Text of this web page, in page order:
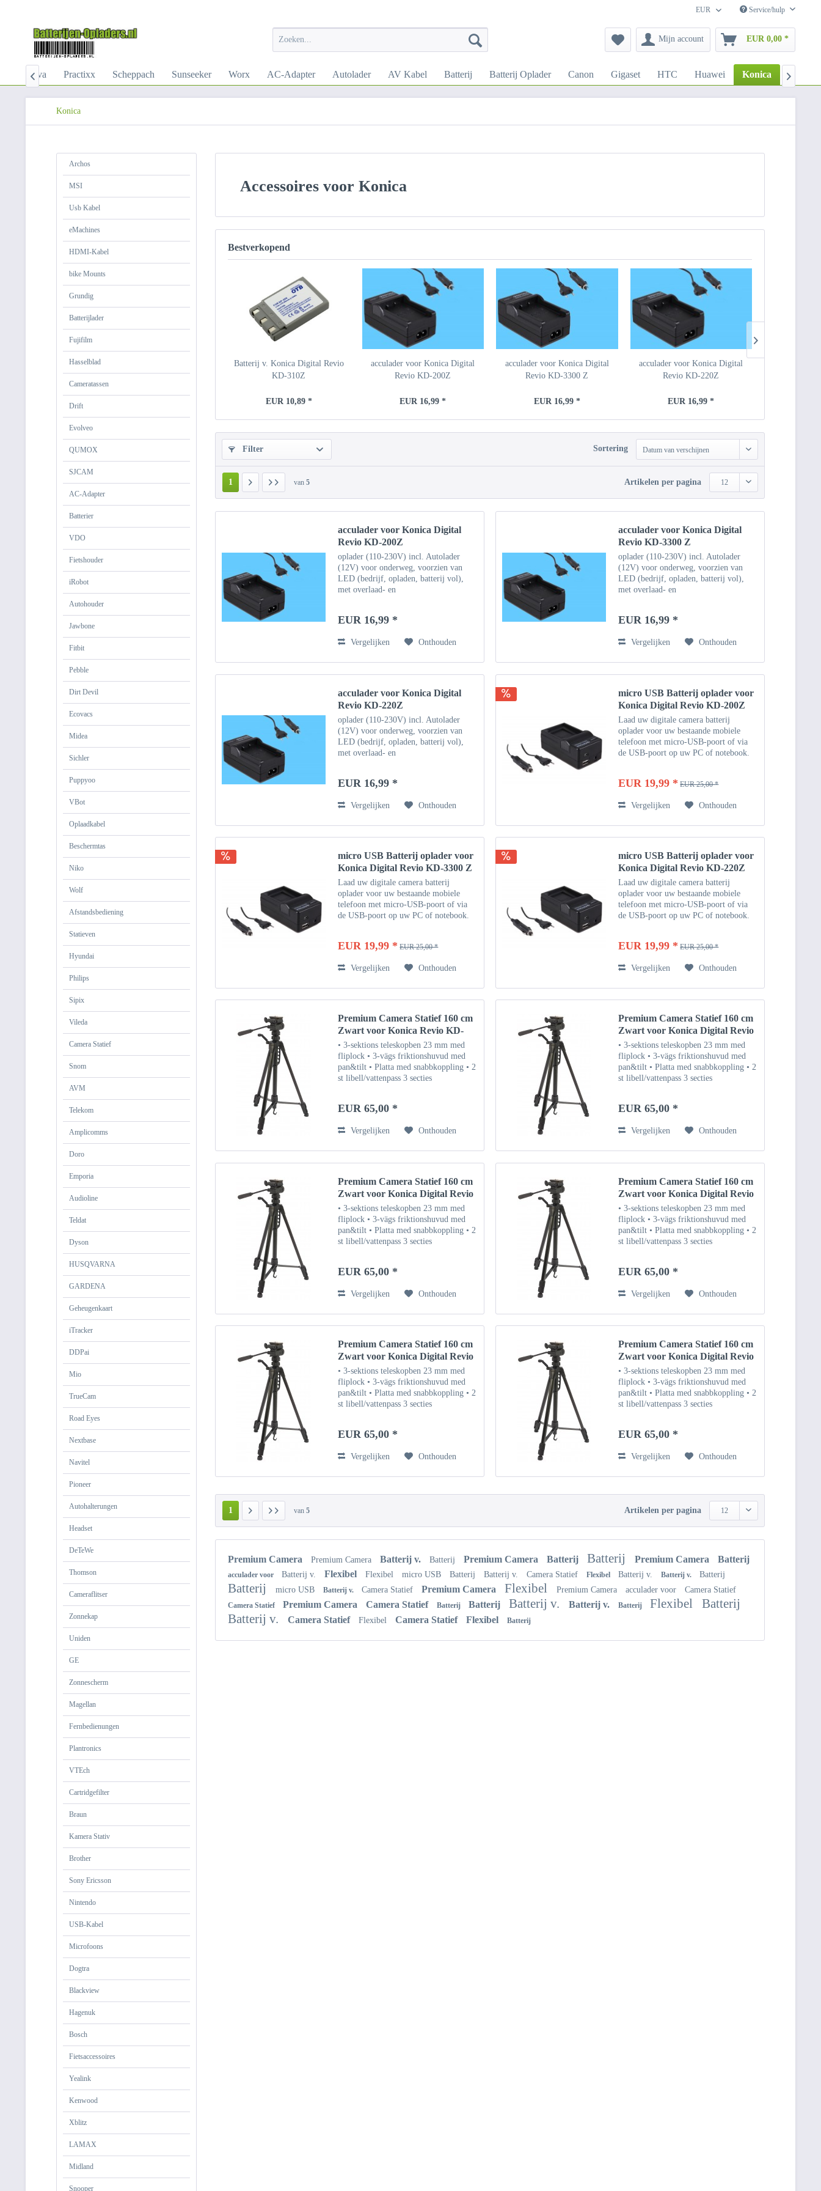
EUR Service/hulp
Mijn account EUR 0,00 *
Mova Practixx Scheppach Sunseeker Worx AC-Adapter Autolader AV Kabel Batterij Batterij Oplader Canon Gigaset HTC Huawei Konica LG
 
Konica
Archos
MSI
Usb Kabel
eMachines
HDMI-Kabel
bike Mounts
Grundig
Batterijlader
Fujifilm
Hasselblad
Cameratassen
Drift
Evolveo
QUMOX
SJCAM
AC-Adapter
Batterier
VDO
Fietshouder
iRobot
Autohouder
Jawbone
Fitbit
Pebble
Dirt Devil
Ecovacs
Midea
Sichler
Puppyoo
VBot
Oplaadkabel
Beschermtas
Niko
Wolf
Afstandsbediening
Statieven
Hyundai
Philips
Sipix
Vileda
Camera Statief
Snom
AVM
Telekom
Amplicomms
Doro
Emporia
Audioline
Teldat
Dyson
HUSQVARNA
GARDENA
Geheugenkaart
iTracker
DDPai
Mio
TrueCam
Road Eyes
Nextbase
Navitel
Pioneer
Autohalterungen
Headset
DeTeWe
Thomson
Cameraflitser
Zonnekap
Uniden
GE
Zonnescherm
Magellan
Fernbedienungen
Plantronics
VTEch
Cartridgefilter
Braun
Kamera Stativ
Brother
Sony Ericsson
Nintendo
USB-Kabel
Microfoons
Dogtra
Blackview
Hagenuk
Bosch
Fietsaccessoires
Yealink
Kenwood
Xblitz
LAMAX
Midland
Snooper
Accessoires voor Konica
Bestverkopend
Batterij v. Konica Digital Revio
KD-310Z
EUR 10,89 *
acculader voor Konica Digital
Revio KD-200Z
EUR 16,99 *
acculader voor Konica Digital
Revio KD-3300 Z
EUR 16,99 *
acculader voor Konica Digital
Revio KD-220Z
EUR 16,99 *
Filter Sortering Datum van verschijnen
1 van 5 Artikelen per pagina 12
acculader voor Konica Digital
Revio KD-200Z
oplader (110-230V) incl. Autolader
(12V) voor onderweg, voorzien van
LED (bedrijf, opladen, batterij vol),
met overlaad- en
Opladen van de batterij via 12V /...
EUR 16,99 *
Vergelijken Onthouden
acculader voor Konica Digital
Revio KD-3300 Z
oplader (110-230V) incl. Autolader
(12V) voor onderweg, voorzien van
LED (bedrijf, opladen, batterij vol),
met overlaad- en
Opladen van de batterij via 12V /...
EUR 16,99 *
Vergelijken Onthouden
acculader voor Konica Digital
Revio KD-220Z
oplader (110-230V) incl. Autolader
(12V) voor onderweg, voorzien van
LED (bedrijf, opladen, batterij vol),
met overlaad- en
Opladen van de batterij via 12V /...
EUR 16,99 *
Vergelijken Onthouden
micro USB Batterij oplader voor
Konica Digital Revio KD-200Z
Laad uw digitale camera batterij
oplader voor uw bestaande mobiele
telefoon met micro-USB-poort of via
de USB-poort op uw PC of notebook.
op 12/24 via het...
EUR 19,99 * EUR 25,00 *
Vergelijken Onthouden
micro USB Batterij oplader voor
Konica Digital Revio KD-3300 Z
Laad uw digitale camera batterij
oplader voor uw bestaande mobiele
telefoon met micro-USB-poort of via
de USB-poort op uw PC of notebook.
op 12/24 via het...
EUR 19,99 * EUR 25,00 *
Vergelijken Onthouden
micro USB Batterij oplader voor
Konica Digital Revio KD-220Z
Laad uw digitale camera batterij
oplader voor uw bestaande mobiele
telefoon met micro-USB-poort of via
de USB-poort op uw PC of notebook.
op 12/24 via het...
EUR 19,99 * EUR 25,00 *
Vergelijken Onthouden
Premium Camera Statief 160 cm
Zwart voor Konica Revio KD-
420Z
• 3-sektions teleskopben 23 mm med
fliplock • 3-vägs friktionshuvud med
pan&tilt • Platta med snabbkoppling • 2
st libell/vattenpass 3 secties
kantelbare kop •...
EUR 65,00 *
Vergelijken Onthouden
Premium Camera Statief 160 cm
Zwart voor Konica Digital Revio
KD-3300 Z
• 3-sektions teleskopben 23 mm med
fliplock • 3-vägs friktionshuvud med
pan&tilt • Platta med snabbkoppling • 2
st libell/vattenpass 3 secties
kantelbare kop •...
EUR 65,00 *
Vergelijken Onthouden
Premium Camera Statief 160 cm
Zwart voor Konica Digital Revio
KD-510Z
• 3-sektions teleskopben 23 mm med
fliplock • 3-vägs friktionshuvud med
pan&tilt • Platta med snabbkoppling • 2
st libell/vattenpass 3 secties
kantelbare kop •...
EUR 65,00 *
Vergelijken Onthouden
Premium Camera Statief 160 cm
Zwart voor Konica Digital Revio
KD-500Z
• 3-sektions teleskopben 23 mm med
fliplock • 3-vägs friktionshuvud med
pan&tilt • Platta med snabbkoppling • 2
st libell/vattenpass 3 secties
kantelbare kop •...
EUR 65,00 *
Vergelijken Onthouden
Premium Camera Statief 160 cm
Zwart voor Konica Digital Revio
KD-410Z
• 3-sektions teleskopben 23 mm med
fliplock • 3-vägs friktionshuvud med
pan&tilt • Platta med snabbkoppling • 2
st libell/vattenpass 3 secties
kantelbare kop •...
EUR 65,00 *
Vergelijken Onthouden
Premium Camera Statief 160 cm
Zwart voor Konica Digital Revio
KD-400Z
• 3-sektions teleskopben 23 mm med
fliplock • 3-vägs friktionshuvud med
pan&tilt • Platta med snabbkoppling • 2
st libell/vattenpass 3 secties
kantelbare kop •...
EUR 65,00 *
Vergelijken Onthouden
1 van 5 Artikelen per pagina 12
Premium Camera Premium Camera Batterij v. Batterij Premium Camera Batterij Batterij Premium Camera Batterij
acculader voor Batterij v. Flexibel Flexibel micro USB Batterij Batterij v. Camera Statief Flexibel Batterij v. Batterij v. Batterij
Batterij micro USB Batterij v. Camera Statief Premium Camera Flexibel Premium Camera acculader voor Camera Statief
Camera Statief Premium Camera Camera Statief Batterij Batterij Batterij v. Batterij v. Batterij Flexibel
Batterij
Batterij v.
Camera Statief Flexibel Camera Statief Flexibel Batterij